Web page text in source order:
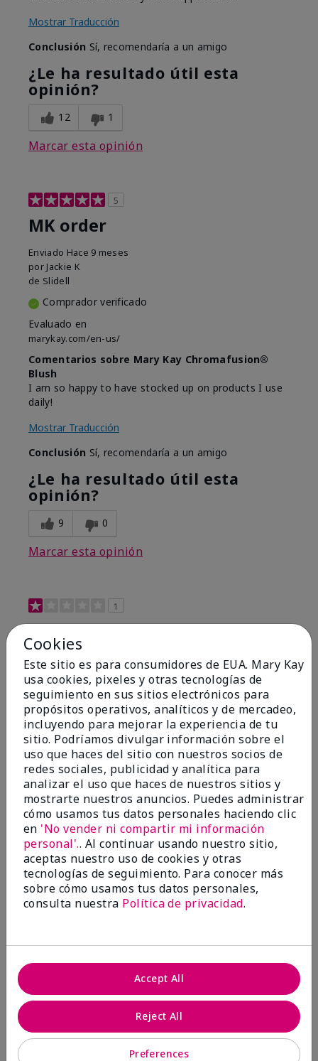
Mostrar Traducción
Conclusión Sí, recomendaría a un amigo
¿Le ha resultado útil esta
opinión?
12 1
Marcar esta opinión
5
MK order
Enviado Hace 9 meses
por Jackie K
de Slidell
Comprador verificado
Evaluado en
marykay.com/en-us/
Comentarios sobre Mary Kay Chromafusion®
Blush
I am so happy to have stocked up on products I use
daily!
Mostrar Traducción
Conclusión Sí, recomendaría a un amigo
¿Le ha resultado útil esta
opinión?
9 0
Marcar esta opinión
1
Not a favorite
EnviadoHace 9 meses
por Bette B.
deGreen Valley
Comprador verificado
Evaluado en
marykay.com/en-us/
Comentarios sobre Mary Kay Chromafusion®
Blush
The blush is hard to get used to - it goes on very
heavy and then needs to be softened. I think I will
stick with my old brand for now.
Mostrar Traducción
ConclusiónNo, no recomendaría a un amigo
¿Le ha resultado útil esta
16 5
Marcar esta opinión
Cookies
Este sitio es para consumidores de EUA. Mary Kay
usa cookies, pixeles y otras tecnologías de
seguimiento en sus sitios electrónicos para
propósitos operativos, analíticos y de mercadeo,
incluyendo para mejorar la experiencia de tu
sitio. Podríamos divulgar información sobre el
uso que haces del sitio con nuestros socios de
redes sociales, publicidad y analítica para
analizar el uso que haces de nuestros sitios y
mostrarte nuestros anuncios. Puedes administrar
cómo usamos tus datos personales haciendo clic
en 'No vender ni compartir mi información
personal'.. Al continuar usando nuestro sitio,
aceptas nuestro uso de cookies y otras
tecnologías de seguimiento. Para conocer más
sobre cómo usamos tus datos personales,
consulta nuestra Política de privacidad.
Preferences
Reject All
Accept All